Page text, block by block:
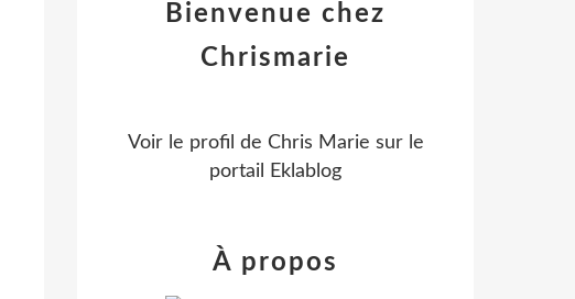
Bienvenue chez
Chrismarie
Voir le profil de Chris Marie sur le
portail Eklablog
À propos